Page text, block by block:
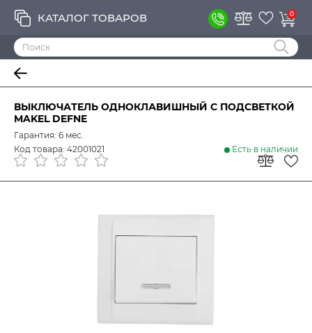
КАТАЛОГ ТОВАРОВ 0
ВЫКЛЮЧАТЕЛЬ ОДНОКЛАВИШНЫЙ С ПОДСВЕТКОЙ
MAKEL DEFNE
Гарантия: 6 мес.
Код товара: 42001021
Есть в наличии